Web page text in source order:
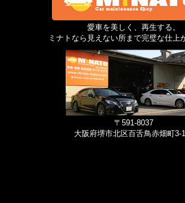
愛車を美しく、再生する。
ミナトなら見えない所まで完璧な仕上
〒591-8037
大阪府堺市北区百舌鳥赤畑町3-